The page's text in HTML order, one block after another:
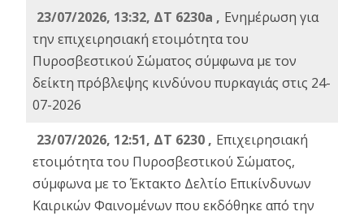
23/07/2026, 13:32, ΔΤ 6230a , Ενημέρωση για
την επιχειρησιακή ετοιμότητα του
Πυροσβεστικού Σώματος σύμφωνα με τον
δείκτη πρόβλεψης κινδύνου πυρκαγιάς στις 24-
07-2026
23/07/2026, 12:51, ΔΤ 6230 , Επιχειρησιακή
ετοιμότητα του Πυροσβεστικού Σώματος,
σύμφωνα με το Έκτακτο Δελτίο Επικίνδυνων
Καιρικών Φαινομένων που εκδόθηκε από την